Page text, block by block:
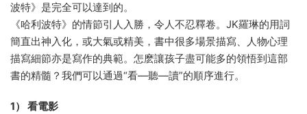
波特》是完全可以達到的。
《哈利波特》的情節引人入勝，令人不忍釋卷。JK羅琳的用詞
簡直出神入化，或大氣或精美，書中很多場景描寫、人物心理
描寫細節亦是寫作的典範。怎麽讓孩子盡可能多的領悟到這部
書的精髓？我們可以通過“看—聽—讀”的順序進行。
1） 看電影